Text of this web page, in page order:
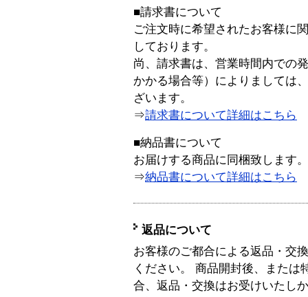
■請求書について
ご注文時に希望されたお客様に
しております。
尚、請求書は、営業時間内での
かかる場合等）によりましては
ざいます。
⇒請求書について詳細はこちら
■納品書について
お届けする商品に同梱致します。
⇒納品書について詳細はこちら
返品について
お客様のご都合による返品・交
ください。 商品開封後、または
合、返品・交換はお受けいたし